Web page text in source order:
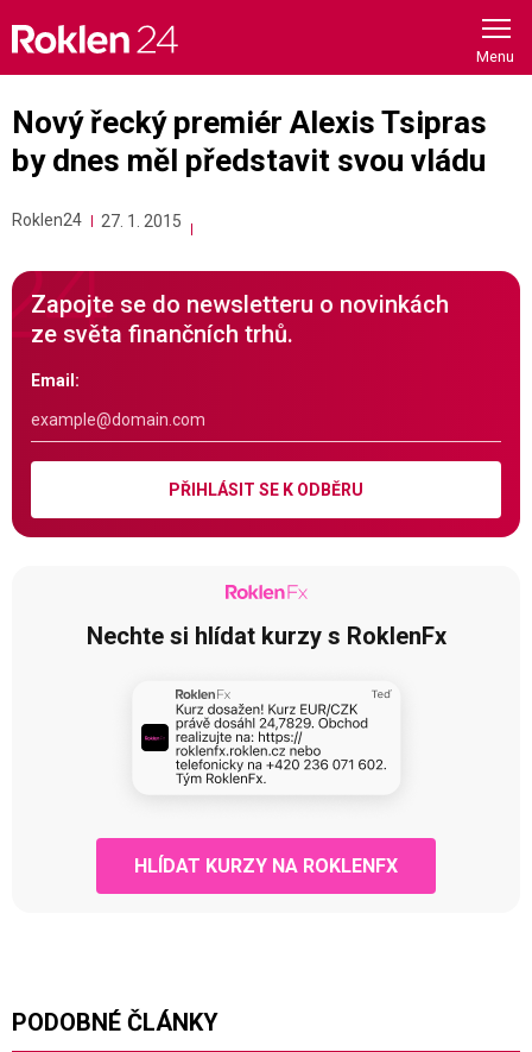
content
Nový řecký premiér Alexis Tsipras
by dnes měl představit svou vládu
Roklen24 27. 1. 2015
Zapojte se do newsletteru o novinkách
ze světa finančních trhů.
Email:
PŘIHLÁSIT SE K ODBĚRU
Nechte si hlídat kurzy s RoklenFx
HLÍDAT KURZY NA ROKLENFX
PODOBNÉ ČLÁNKY